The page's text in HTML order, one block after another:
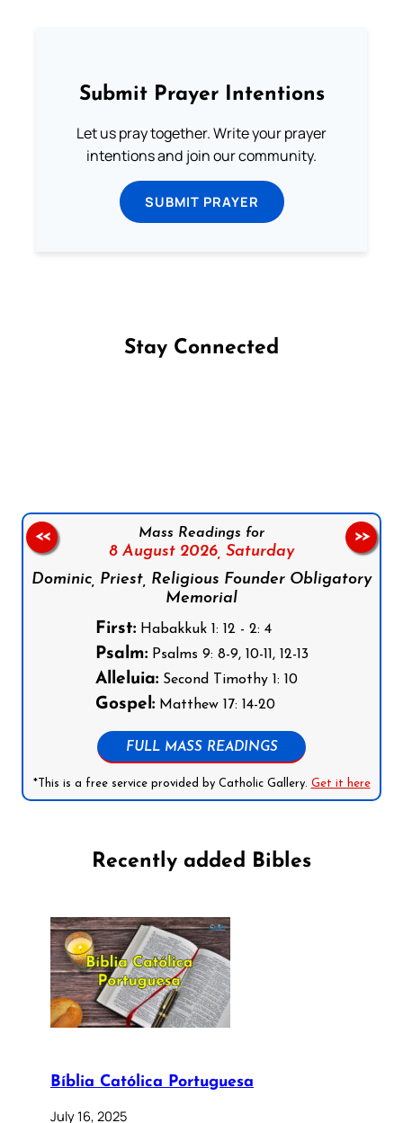
Submit Prayer Intentions
Let us pray together. Write your prayer
intentions and join our community.
SUBMIT PRAYER
Stay Connected
Mass Readings for
8 August 2026, Saturday
Dominic, Priest, Religious Founder Obligatory
Memorial
First:Habakkuk 1: 12 - 2: 4
Psalm:Psalms 9: 8-9, 10-11, 12-13
Alleluia:Second Timothy 1: 10
Gospel:Matthew 17: 14-20
FULL MASS READINGS
*This is a free service provided by Catholic Gallery. Get it here
<< >>
Recently added Bibles
Bíblia Católica Portuguesa
July 16, 2025